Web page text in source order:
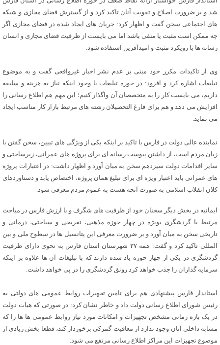
شد و بر ضرورت اصلاح و تقویت آنان تاکید کرد و از گسترش فضای مجازی و شبکه
های اجتماعی سخن گفت و اظهار کرد: جریان های ایجاد شده در فضای مجازی اگر
چه ممکن است مثبت یا منفی باشد اما می بایست از ظرفیت فضای مجازی و انسان
رسانه ها با رویکرد مثبت و امیدآفرین استفاده شود.
وی از تاکیدات مکرر خود مبنی بر عدم نشر اخبار غیرواقعی گفت و به موضوع
تبلیغات اشاره کرد و افزود: در حوزه تبلیغات با وجود اینکه نیاز به هزینه و سلیقه
داریم، می بایست کار را به متخصصان آن واگذار کنیم؛ این مهم هم اطلاع رسانی را
افزایش می دهد و هم برای فارغ التحصیلان رشته های مرتبط بازار کار مناسب ایجاد
می نماید.
نماینده عالی دولت در فارس با تاکید بر اینکه یکی از ویژگی های تبیین، سخن گفتن با
زبان مردم است، از داشتن پیوست رسانه ای برای پروژه های عمرانی، زیرساختی و
سایر اقدامات دولت سیزدهم سخن به میان آورد و اظهار داشت: در اعتبارات پروژه
های عمرانی باید اعتبار ویژه ای برای تبلیغ همان پروژه، اختصاص یابد و دستاوردهای
کلان انقلاب اسلامی به صورت آنچه هست به عموم مردم معرفی شود.
ایمانیه در بخش دیگر سخنان خود از ظرفیت های شگرف و با ارزش فارس در مباحث
مرتبط با گردشگری بویژه در چهار حوزه مذهبی، تفریحی و سیاحتی، درمانی و
تاریخی سخن به میان آورد و بر ضرورت معرفی این پتانسیل ها در سطوح ملی و بین
المللی تاکید کرد و گفت: همه ۳۷ شهرستان استان فارس به نحوی دارای ظرفیت
گردشگری در یکی از چهار حوزه یاد شده دارند که با تبلیغات آن ها علاوه بر اینکه
سرمایه گذاران را جذب خواهد کرد رونق گردشگری را در پی خواهد داشت.
استاندار فارس پیشنهادی هم برای تامین تجهیزات روابط عمومی های دولتی به
رئیس شورای اطلاع رسانی دولت داد و خاطر نشان کرد: در صورتی که هیات دولت
در یک بازه زمانی مشخص تجهیزات و امکانات مورد نیاز روابط عمومی ها ها را که
مشابه داخلی آنان وجود ندارد از معافیت گمرکی برخوردار کند، قطعا بخش زیادی از
موضوع تجهیزات این مراکز اطلاع رسانی مرتفع می شود.